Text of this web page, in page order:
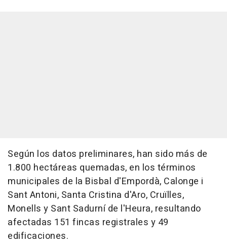
Según los datos preliminares, han sido más de
1.800 hectáreas quemadas, en los términos
municipales de la Bisbal d'Empordà, Calonge i
Sant Antoni, Santa Cristina d'Aro, Cruïlles,
Monells y Sant Sadurní de l'Heura, resultando
afectadas 151 fincas registrales y 49
edificaciones.